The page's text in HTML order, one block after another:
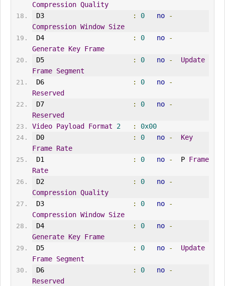
Compression Quality
D3
: 0 no
-
Compression Window Size
D4
: 0 no
-
Generate Key Frame
D5
: 0 no -
Update
Frame Segment
D6
: 0 no
-
Reserved
D7
: 0 no
-
Reserved
Video Payload Format 2 :
0x00
D0
: 0 no -
Key
Frame Rate
D1
: 0 no -
  P
Frame
Rate
D2
: 0 no
-
Compression Quality
D3
: 0 no
-
Compression Window Size
D4
: 0 no
-
Generate Key Frame
D5
: 0 no -
Update
Frame Segment
D6
: 0 no
-
Reserved